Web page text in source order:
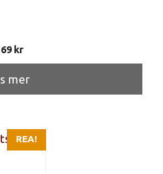
kr
mer
REA!